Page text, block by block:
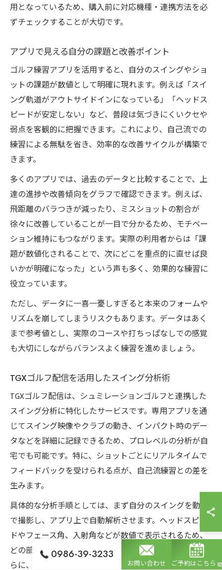
用となっているため、購入前に対応機種・連携方法を必
ずチェックすることが大切です。
アプリで見える自分の課題と改善ポイント
ゴルフ練習アプリを活用すると、自分のスイングやショ
ットの課題が数値として明確に現れます。例えば「スイ
ング軌道がアウトサイドインになっている」「ヘッドス
ピードが安定しない」など、普段は気づきにくいクセや
弱点を客観的に把握できます。これにより、自己流での
練習による無駄を省き、効率的な改善サイクルが構築で
きます。
多くのアプリでは、過去のデータと比較することで、上
達の進捗や改善傾向をグラフで確認できます。例えば、
飛距離のバラつきが減ったり、ミスショットの割合が
徐々に改善していることが一目で分かるため、モチベー
ション維持にもつながります。実際の利用者からは「課
題が数値化されることで、次にどこを重点的に直せば良
いかが明確になった」という声も多く、効果的な練習に
役立っています。
ただし、データに一喜一憂しすぎると本来のフォームや
リズムを崩してしまうリスクもあります。データはあく
まで参考値とし、実際のコースや打ちっぱなしでの感覚
も大切にしながらバランスよく練習を進めましょう。
TGXゴルフ配信を活用したスイング分析術
TGXゴルフ配信は、シュミレーションゴルフと連携した
スイング分析に特化したサービスです。専用アプリを通
じてスイング映像やクラブの動き、インパクト時のデー
タなどを詳細に記録できるため、プロレベルの分析が自
宅でも可能です。特に、ショットごとにリアルタイムで
フィードバックを受けられる点が、自己流練習との差を
生みます。
具体的な分析手順としては、まず自分のスイングを動画
で撮影し、アプリ上で自動解析させます。ヘッドスピー
ドやフェース角、入射角などが数値で表示されるため、
どの部分に改善余地があるかを一目で把握できます。さ
らに、過去のスイングとの比較や、他のユーザーとのデ
0986-39-3233
お問い合わせ ご予約はこちら